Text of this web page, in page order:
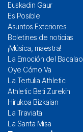
Euskadin Gaur
Es Posible
Asuntos Exteriores
Boletines de noticias
¡Música, maestra!
La Emoción del Bacalao
Oye Cómo Va
La Tertulia Athletic
Athletic Beti Zurekin
Hirukoa Bizkaian
La Traviata
La Santa Misa